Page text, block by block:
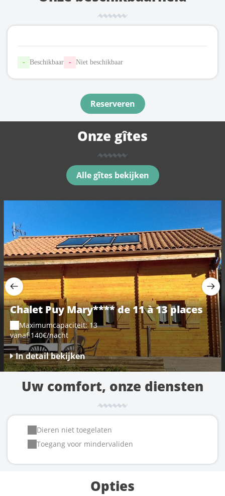
- Beschikbaar - Niet beschikbaar
Reserveren
Onze gîtes
Alle gîtes bekijken
Chalet Puy Mary**** de 11 à 13 places
Maximumcapaciteit: 13
vanaf 140€/nacht
In detail bekijken
Uw comfort, onze diensten
Dieren niet toegelaten
Toegang voor mindervaliden
Opties